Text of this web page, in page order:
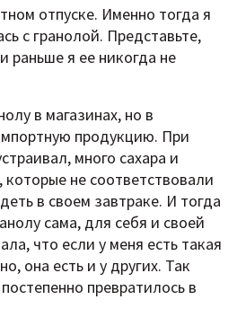
отпуске. Именно тогда я
с гранолой. Представьте,
раньше я ее никогда не
в магазинах, но в
продукцию. При
много сахара и
которые не соответствовали
в своем завтраке. И тогда
сама, для себя и своей
что если у меня есть такая
она есть и у других. Так
превратилось в